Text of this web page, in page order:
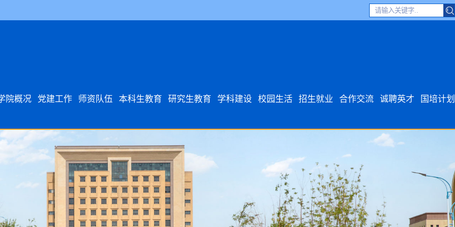
院概况 党建工作 师资队伍 本科生教育 研究生教育 学科建设 校园生活 招生就业 合作交流 诚聘英才 国培计划